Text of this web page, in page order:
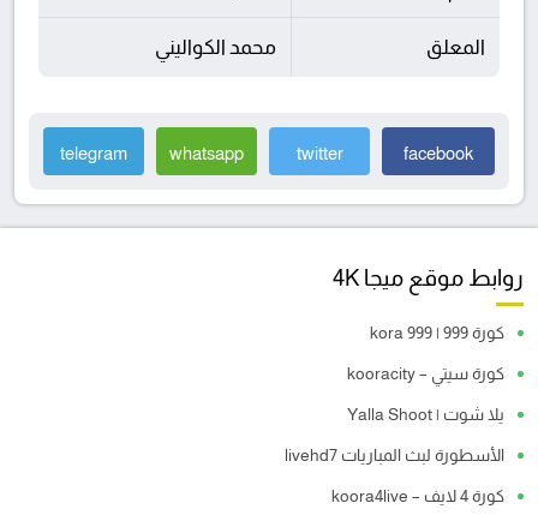
المعلق محمد الكواليني
facebook
twitter
whatsapp
telegram
روابط موقع ميجا 4K
كورة 999 | kora 999
كورة سيتي – kooracity
يلا شوت | Yalla Shoot
الأسطورة لبث المباريات livehd7
كورة 4 لايف – koora4live